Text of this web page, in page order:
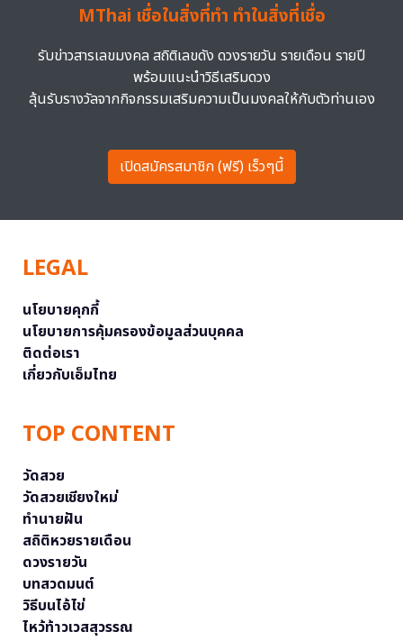
MThai เชื่อในสิ่งที่ทำ ทำในสิ่งที่เชื่อ
รับข่าวสารเลขมงคล สถิติเลขดัง ดวงรายวัน รายเดือน รายปี
พร้อมแนะนำวิธีเสริมดวง
ลุ้นรับรางวัลจากกิจกรรมเสริมความเป็นมงคลให้กับตัวท่านเอง
เปิดสมัครสมาชิก (ฟรี) เร็วๆนี้
LEGAL
นโยบายคุกกี้
นโยบายการคุ้มครองข้อมูลส่วนบุคคล
ติดต่อเรา
เกี่ยวกับเอ็มไทย
TOP CONTENT
วัดสวย
วัดสวยเชียงใหม่
ทำนายฝัน
สถิติหวยรายเดือน
ดวงรายวัน
บทสวดมนต์
วิธีบนไอ้ไข่
ไหว้ท้าวเวสสุวรรณ